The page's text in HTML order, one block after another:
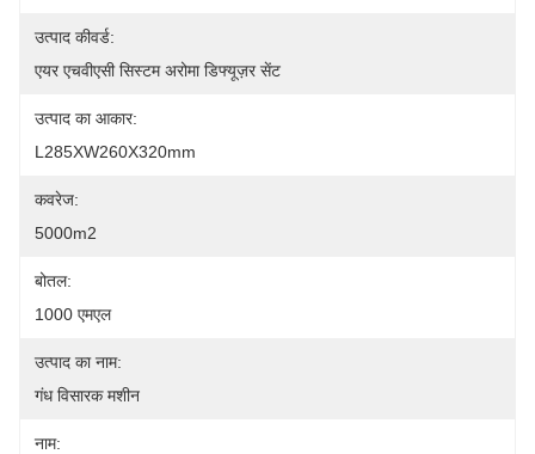
उत्पाद कीवर्ड:
एयर एचवीएसी सिस्टम अरोमा डिफ्यूज़र सेंट
उत्पाद का आकार:
L285XW260X320mm
कवरेज:
5000m2
बोतल:
1000 एमएल
उत्पाद का नाम:
गंध विसारक मशीन
नाम: